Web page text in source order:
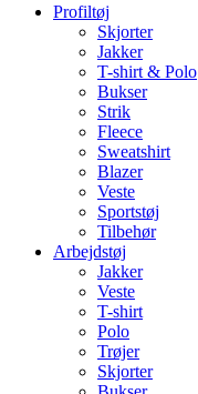
Profiltøj
Skjorter
Jakker
T-shirt & Polo
Bukser
Strik
Fleece
Sweatshirt
Blazer
Veste
Sportstøj
Tilbehør
Arbejdstøj
Jakker
Veste
T-shirt
Polo
Trøjer
Skjorter